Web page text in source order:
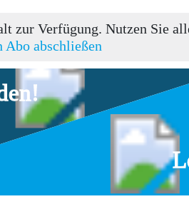
zur Verfügung. Nutzen Sie
Abo abschließen